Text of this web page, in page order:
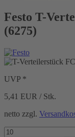
Festo T-
(6275)
UVP *
5,41 EUR / Stk.
netto zzgl.